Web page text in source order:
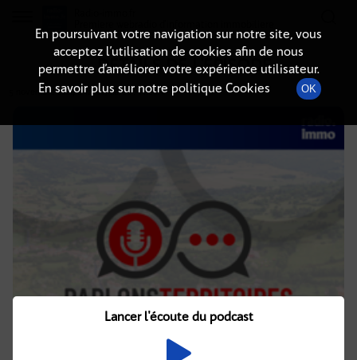
DÉTAILS DE L'ÉPISODE
5 novembre 2024à 12h02, durée : 1 heure
En poursuivant votre navigation sur notre site, vous
acceptez l’utilisation de cookies afin de nous
permettre d’améliorer votre expérience utilisateur.
En savoir plus sur notre politique Cookies
OK
Lancer l'écoute du podcast